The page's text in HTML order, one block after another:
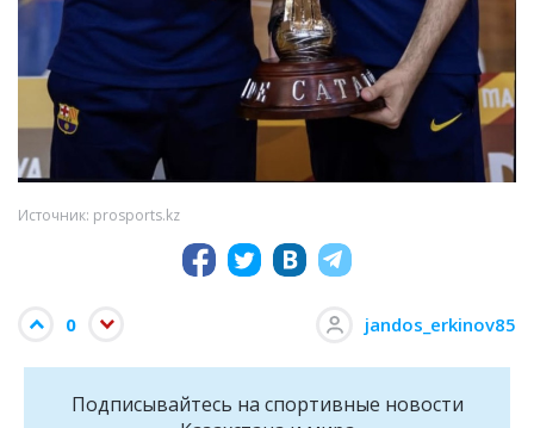
Источник: prosports.kz
0 jandos_erkinov85
Подписывайтесь на cпортивные новости